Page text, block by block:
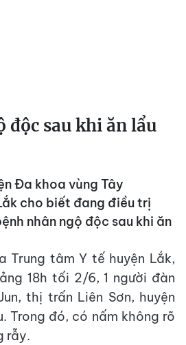
độc sau khi ăn lẩu
Đa khoa vùng Tây
cho biết đang điều trị
nhân ngộ độc sau khi ăn
Trung tâm Y tế huyện Lắk,
18h tối 2/6, 1 người đàn
thị trấn Liên Sơn, huyện
Trong đó, có nấm không rõ
rẫy.